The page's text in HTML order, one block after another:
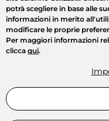
potrà scegliere in base alle
informazioni in merito
modificare le proprie
Per maggiori informazioni
clicca qui.